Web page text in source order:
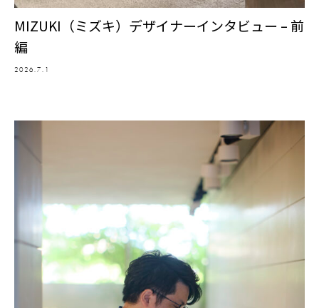
MIZUKI（ミズキ）デザイナーインタビュー – 前
編
2026.7.1